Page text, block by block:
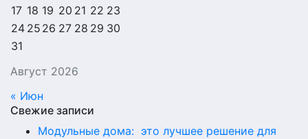
Август 2026
17 18 19 20 21 22 23
24 25 26 27 28 29 30
31
« Июн
Свежие записи
Модульные дома: это лучшее решение для